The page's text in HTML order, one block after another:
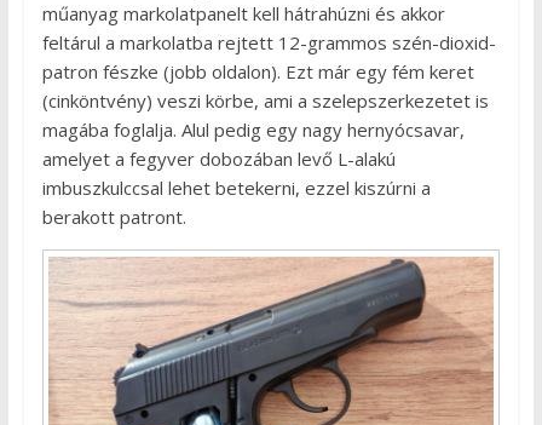
műanyag markolatpanelt kell hátrahúzni és akkor
feltárul a markolatba rejtett 12-grammos szén-dioxid-
patron fészke (jobb oldalon). Ezt már egy fém keret
(cinköntvény) veszi körbe, ami a szelepszerkezetet is
magába foglalja. Alul pedig egy nagy hernyócsavar,
amelyet a fegyver dobozában levő L-alakú
imbuszkulccsal lehet betekerni, ezzel kiszúrni a
berakott patront.